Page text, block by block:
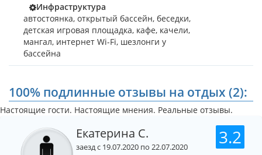
Инфраструктура
автостоянка, открытый бассейн, беседки,
детская игровая площадка, кафе, качели,
мангал, интернет Wi-Fi, шезлонги у
бассейна
100% подлинные отзывы на отдых (2):
Настоящие гости. Настоящие мнения. Реальные отзывы.
3.2
Екатерина С.
заезд с 19.07.2020 по 22.07.2020